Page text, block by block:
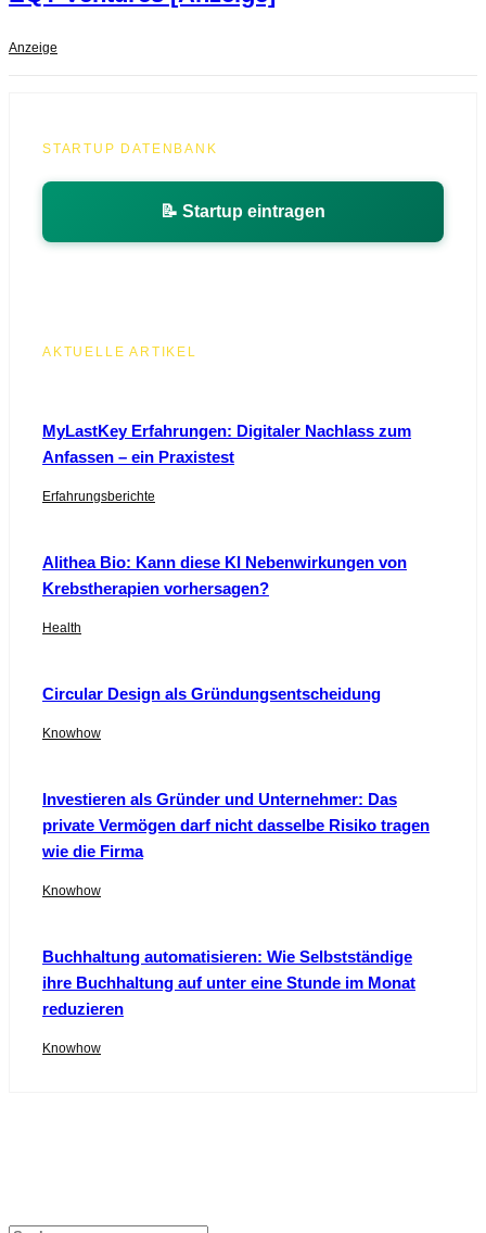
Anzeige
STARTUP DATENBANK
📝 Startup eintragen
AKTUELLE ARTIKEL
MyLastKey Erfahrungen: Digitaler Nachlass zum
Anfassen – ein Praxistest
Erfahrungsberichte
Alithea Bio: Kann diese KI Nebenwirkungen von
Krebstherapien vorhersagen?
Health
Circular Design als Gründungsentscheidung
Knowhow
Investieren als Gründer und Unternehmer: Das
private Vermögen darf nicht dasselbe Risiko tragen
wie die Firma
Knowhow
Buchhaltung automatisieren: Wie Selbstständige
ihre Buchhaltung auf unter eine Stunde im Monat
reduzieren
Knowhow